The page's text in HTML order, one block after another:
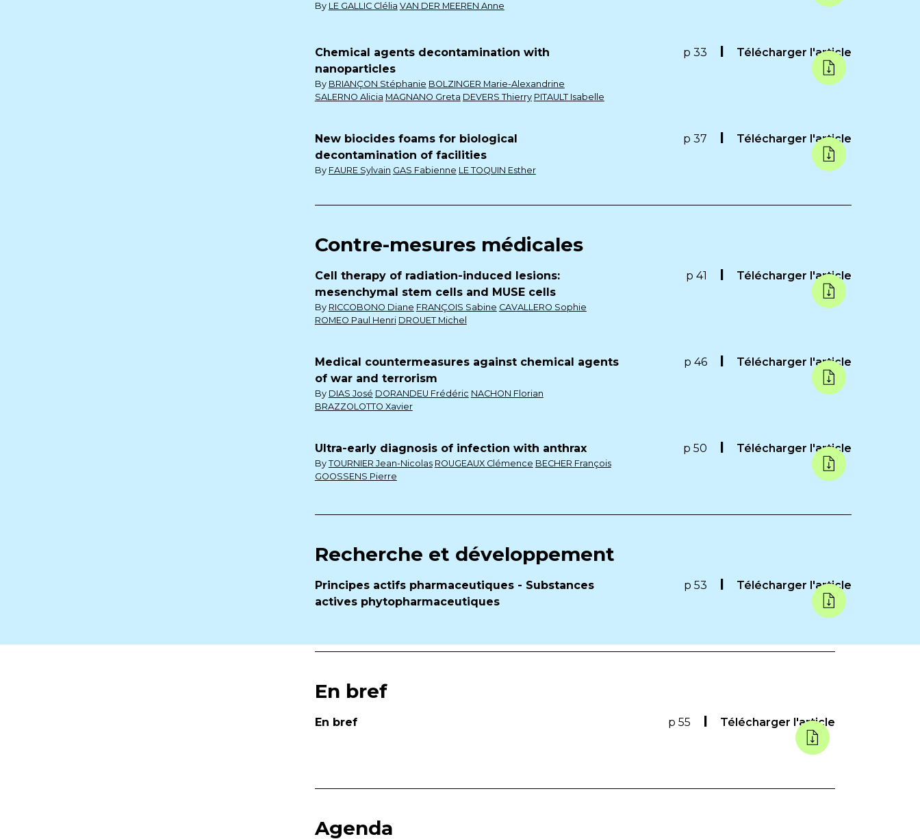
By LE GALLIC Clélia VAN DER MEEREN Anne
Chemical agents decontamination with
nanoparticles
By BRIANÇON Stéphanie BOLZINGER Marie-Alexandrine
SALERNO Alicia MAGNANO Greta DEVERS Thierry PITAULT Isabelle
p 33 Télécharger l'article
New biocides foams for biological
decontamination of facilities
By FAURE Sylvain GAS Fabienne LE TOQUIN Esther
p 37 Télécharger l'article
Contre-mesures médicales
Cell therapy of radiation-induced lesions:
mesenchymal stem cells and MUSE cells
By RICCOBONO Diane FRANÇOIS Sabine CAVALLERO Sophie
ROMEO Paul Henri DROUET Michel
p 41 Télécharger l'article
Medical countermeasures against chemical agents
of war and terrorism
By DIAS José DORANDEU Frédéric NACHON Florian
BRAZZOLOTTO Xavier
p 46 Télécharger l'article
Ultra-early diagnosis of infection with anthrax
By TOURNIER Jean-Nicolas ROUGEAUX Clémence BECHER François
GOOSSENS Pierre
p 50 Télécharger l'article
Recherche et développement
Principes actifs pharmaceutiques - Substances
actives phytopharmaceutiques
p 53 Télécharger l'article
En bref
En bref p 55 Télécharger l'article
Agenda